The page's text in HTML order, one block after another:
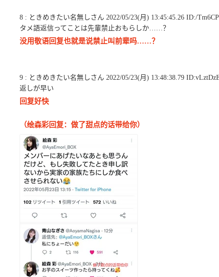
8 : ときめきたい名無しさん 2022/05/23(月) 13:45:45.26 ID:/
タメ語返信ってことは先輩禁止おもらしか……？
没用敬语回复也就是说禁止叫前辈吗……？
9 : ときめきたい名無しさん 2022/05/23(月) 13:48:38.79
返しが早い
回复好快
（绘森彩回复：做了甜点的话带给你）